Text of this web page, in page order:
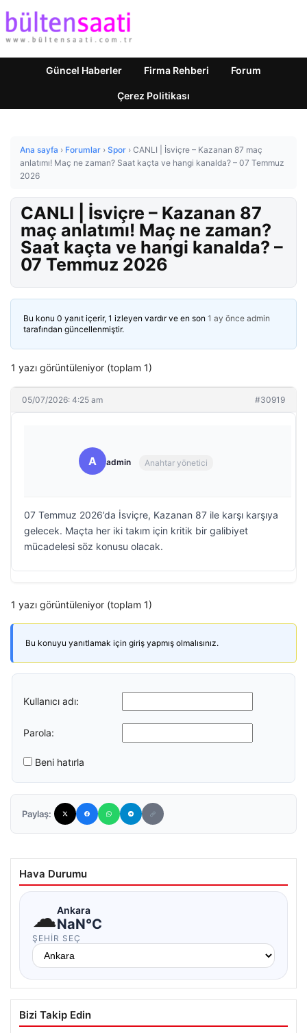
Güncel Haberler Firma Rehberi Forum
Çerez Politikası
Ana sayfa › Forumlar › Spor › CANLI | İsviçre – Kazanan 87 maç
anlatımı! Maç ne zaman? Saat kaçta ve hangi kanalda? – 07 Temmuz
2026
CANLI | İsviçre – Kazanan 87
maç anlatımı! Maç ne zaman?
Saat kaçta ve hangi kanalda? –
07 Temmuz 2026
Bu konu 0 yanıt içerir, 1 izleyen vardır ve en son 1 ay önce admin
tarafından güncellenmiştir.
1 yazı görüntüleniyor (toplam 1)
05/07/2026: 4:25 am #30919
A admin Anahtar yönetici
07 Temmuz 2026’da İsviçre, Kazanan 87 ile karşı karşıya
gelecek. Maçta her iki takım için kritik bir galibiyet
mücadelesi söz konusu olacak.
1 yazı görüntüleniyor (toplam 1)
Bu konuyu yanıtlamak için giriş yapmış olmalısınız.
Kullanıcı adı:
Parola:
Beni hatırla
Paylaş:
Hava Durumu
☁Ankara
NaN°C
ŞEHIR SEÇ
Bizi Takip Edin